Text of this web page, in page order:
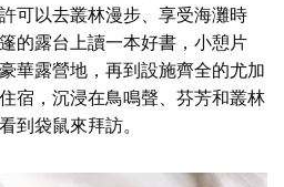
可以去叢林漫步、享受海灘時
的露台上讀一本好書，小憩片
華露營地，再到設施齊全的尤加
宿，沉浸在鳥鳴聲、芬芳和叢林
到袋鼠來拜訪。